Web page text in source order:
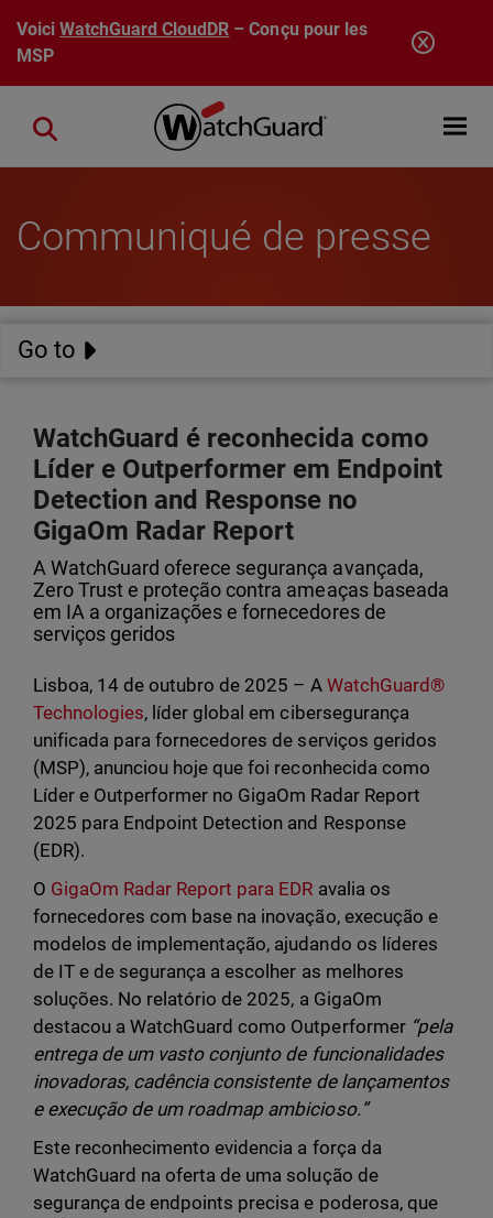
Aller au contenu principal
VoiciWatchGuard CloudDR – Conçu pour les
MSP
Open
Close search
Communiqué de presse
Go to
WatchGuard é reconhecida como
Líder e Outperformer em Endpoint
Detection and Response no
GigaOm Radar Report
A WatchGuard oferece segurança avançada,
Zero Trust e proteção contra ameaças baseada
em IA a organizações e fornecedores de
serviços geridos
Lisboa, 14 de outubro de 2025 – A WatchGuard®
Technologies, líder global em cibersegurança
unificada para fornecedores de serviços geridos
(MSP), anunciou hoje que foi reconhecida como
Líder e Outperformer no GigaOm Radar Report
2025 para Endpoint Detection and Response
(EDR).
O GigaOm Radar Report para EDR avalia os
fornecedores com base na inovação, execução e
modelos de implementação, ajudando os líderes
de IT e de segurança a escolher as melhores
soluções. No relatório de 2025, a GigaOm
destacou a WatchGuard como Outperformer “pela
entrega de um vasto conjunto de funcionalidades
inovadoras, cadência consistente de lançamentos
e execução de um roadmap ambicioso.”
Este reconhecimento evidencia a força da
WatchGuard na oferta de uma solução de
segurança de endpoints precisa e poderosa, que